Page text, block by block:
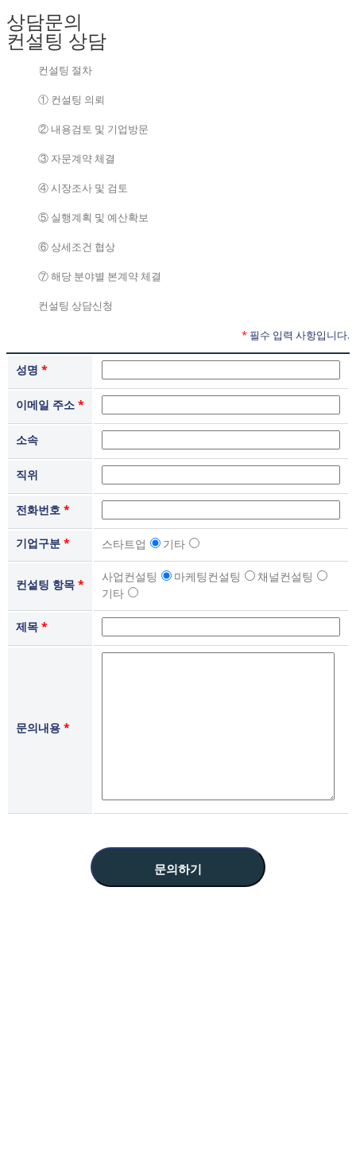
상담문의
컨설팅 상담
컨설팅 절차
① 컨설팅 의뢰
② 내용검토 및 기업방문
③ 자문계약 체결
④ 시장조사 및 검토
⑤ 실행계획 및 예산확보
⑥ 상세조건 협상
⑦ 해당 분야별 본계약 체결
컨설팅 상담신청
* 필수 입력 사항입니다.
성명 *
이메일 주소 *
소속
직위
전화번호 *
기업구분 * 스타트업 기타
컨섵팅 항목 *
사업컨설팅 마케팅컨설팅
채널컨설팅
기타
제목 *
문의내용 *